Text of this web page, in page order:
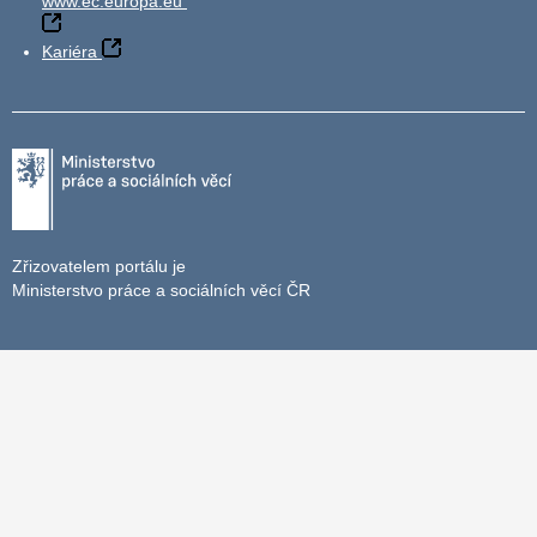
Kariéra
Zřizovatelem portálu je
Ministerstvo práce a sociálních věcí ČR